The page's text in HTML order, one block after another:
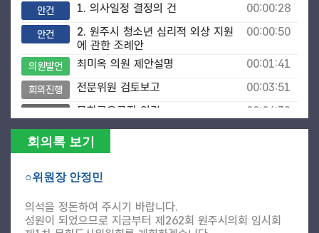
안건 1. 의사일정 결정의 건 00:00:28
안건
2. 원주시 청소년 심리적 외상 지원
에 관한 조례안
00:00:50
의원발언 최미옥 의원 제안설명 00:01:41
회의진행 전문위원 검토보고 00:03:51
문화교육국장 의견 00:04:32
안건
3. 원주시 야간관광 활성화 및 지원
조례안
공무원 관광과장 의견
00:08:52
회의록 보기
○위원장 안정민
의석을 정돈하여 주시기 바랍니다.
성원이 되었으므로 지금부터 제262회 원주시의회 임시회